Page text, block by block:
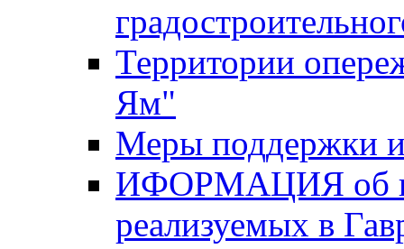
Территории
Ям"
Меры поддержки
ИФОРМАЦИЯ об
реализуемых в